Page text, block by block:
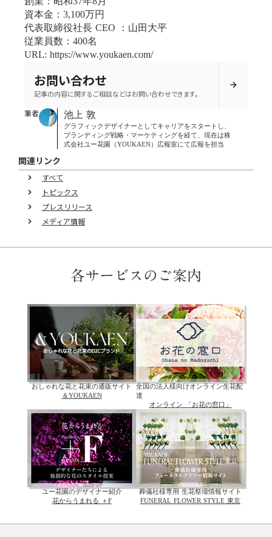
資本金：3,100万円
代表取締役社長 CEO ：山田大平
従業員数：400名
URL: https://www.youkaen.com/
お問い合わせ
記事の内容に関するご相談などはお問い合わせできます。
arrow_forward
筆者 池上 敦
グラフィックデザイナーとしてキャリアをスタートし、
ブランディング戦略・マーケティングを経て、現在は株
式会社ユー花園（YOUKAEN）広報室にて広報を担当
関連リンク
keyboard_arrow_right すべて
keyboard_arrow_right トピックス
keyboard_arrow_right プレスリリース
keyboard_arrow_right メディア情報
各サービスのご案内
おしゃれな花と花束の通販サイト
＆YOUKAEN
全国の法人様向けオンライン生花配
達
オンライン 「お花の窓口」
ユー花園のデザイナー紹介
花からうまれる ＋F
葬儀社様専用 生花祭壇情報サイト
FUNERAL FLOWER STYLE 東京